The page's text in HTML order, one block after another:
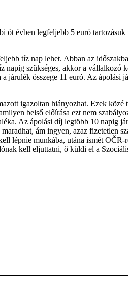
öt évben legfeljebb 5 euró
tíz nap lehet. Abban az
napig szükséges, akkor a vállalkozó
járulék összege 11 euró. Az ápolási
igazoltan hiányozhat. Ezek közé
belső előírása ezt nem
Az ápolási díj legtöbb 10 napig
ám ingyen, azaz fizetetlen
lépnie munkába, utána ismét
kell eljuttatni, ő küldi el a